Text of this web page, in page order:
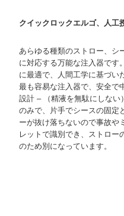
クイックロックエルゴ、人工
あらゆる種類のストロー、シ
に対応する万能な注入器です
に最適で、人間工学に基づい
最も容易な注入器で、安全で
設計 – （精液を無駄にしない
のみで、片手でシースの固定
ーが抜け落ちないので事故や
レットで識別でき、ストロー
のため別になっています。